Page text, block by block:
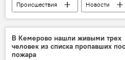
Происшествия
Новости
Северная Осетия
В Кемерово нашли живыми трех
человек из списка пропавших
пожара